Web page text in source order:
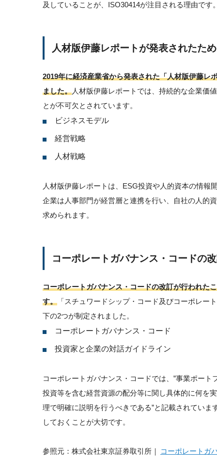
及していることが、ISO30414が注目される理由です
人材版伊藤レポートが発表されたため
2019年に経済産業省から発表された「人材版伊藤レ
ました。人材版伊藤レポートでは、持続的な企業価
とが不可欠とされています。
ビジネスモデル
経営戦略
人材戦略
人材版伊藤レポートは、ESG投資や人的資本の情報
企業は人事部門が経営層と連携を行い、自社の人的
求められます。
コーポレートガバナンス・コードの
コーポレートガバナンス・コードの改訂が行われた
す。 「スチュワードシップ・コード及びコーポレー
下の2つが制定されました。
コーポレートガバナンス・コード
投資家と企業の対話ガイドライン
コーポレートガバナンス・コードでは、”事業ポー
投資等を含む経営資源の配分等に関し具体的に何を
理で明確に説明を行うべきである”と記載されてい
しておくことが大切です。
参照元：株式会社東京証券取引所｜ コーポレートガ